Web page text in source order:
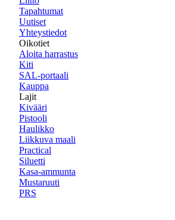
Tapahtumat
Uutiset
Yhteystiedot
Oikotiet
Aloita harrastus
Kiti
SAL-portaali
Kauppa
Lajit
Kivääri
Pistooli
Haulikko
Liikkuva maali
Practical
Siluetti
Kasa-ammunta
Mustaruuti
PRS